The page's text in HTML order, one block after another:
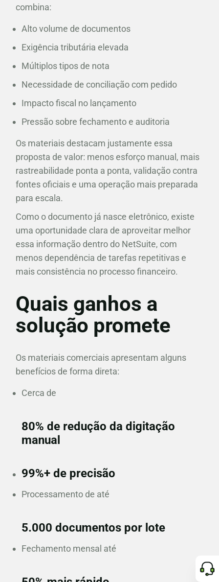
combina:
Alto volume de documentos
Exigência tributária elevada
Múltiplos tipos de nota
Necessidade de conciliação com pedido
Impacto fiscal no lançamento
Pressão sobre fechamento e auditoria
Os materiais destacam justamente essa
proposta de valor: menos esforço manual, mais
rastreabilidade ponta a ponta, validação contra
fontes oficiais e uma operação mais preparada
para escala.
Como o documento já nasce eletrônico, existe
uma oportunidade clara de aproveitar melhor
essa informação dentro do NetSuite, com
menos dependência de tarefas repetitivas e
mais consistência no processo financeiro.
Quais ganhos a
solução promete
Os materiais comerciais apresentam alguns
benefícios de forma direta:
Cerca de
80% de redução da digitação
manual
99%+ de precisão
Processamento de até
5.000 documentos por lote
Fechamento mensal até